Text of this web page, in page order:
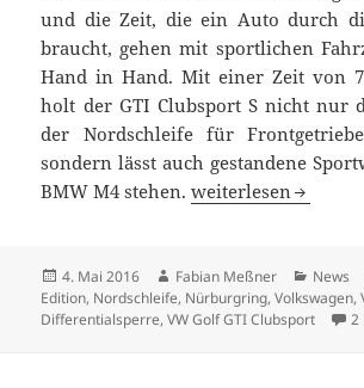
und die Zeit, die ein Auto durch
braucht, gehen mit sportlichen
Hand in Hand. Mit einer Zeit von
holt der GTI Clubsport S nicht nur
der Nordschleife für
sondern lässt auch gestandene
BMW M4 stehen.VW Golf GTI
weiterlesen
Veröffentlicht
am
4. Mai 2016 Autor
Fabian Meßner News
Edition, Nordschleife, Nürburgring,Volkswagen,
Differentialsperre,VW Golf GTI Clubsport 2